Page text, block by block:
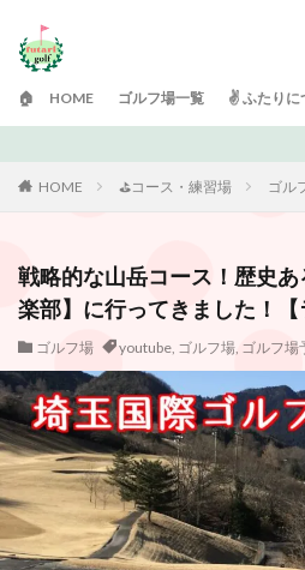
🏠 HOME ゴルフ場一覧 ✌️ ふたりに
ご訪問ありが
HOME ⛳️コース・練習場 ゴル
戦略的な山岳コース！歴史
楽部】に行ってきました！【
ゴルフ場 youtube, ゴルフ場, ゴルフ場